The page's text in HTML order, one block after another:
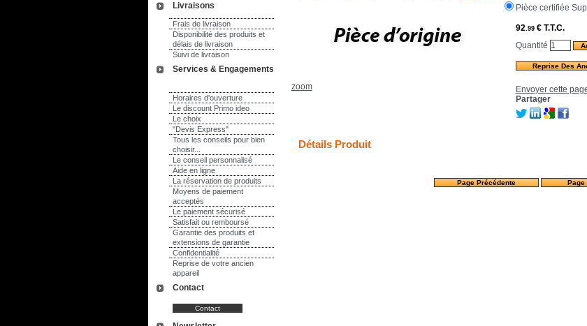
Livraisons
Frais de livraison
Disponibilité des produits et
délais de livraison
Suivi de livraison
Services & Engagements
Horaires d'ouverture
Le discount Primo ideo
Le choix
"Devis Express"
Tous les conseils pour bien
choisir...
Le conseil personnalisé
Aide en ligne
La réservation de produits
Moyens de paiement
acceptés
Le paiement sécurisé
Satisfait ou remboursé
Garantie des produits et
extensions de garantie
Confidentialité
Reprise de votre ancien
appareil
Contact
zoom
Pièce certifiée
92.99€ T.T.C.
Quantité
Reprise Des
Envoyer cette
Partager
Détails Produit